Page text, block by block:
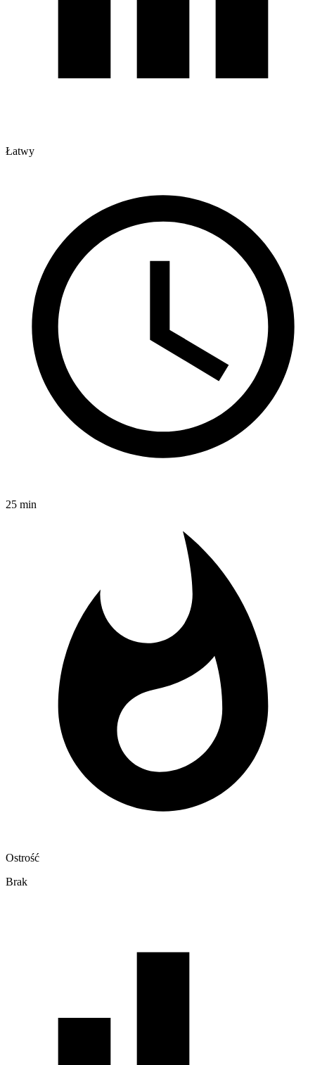
Łatwy
25 min
Ostrość
Brak